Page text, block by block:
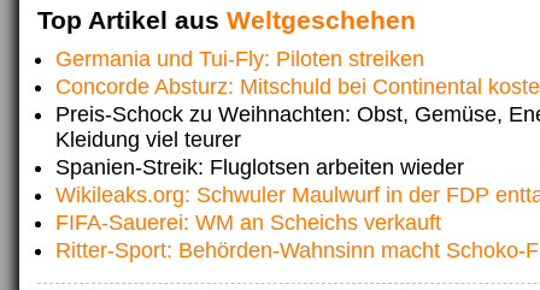
Top Artikel aus Weltgeschehen
Germania und Tui-Fly: Piloten streiken
Concorde Absturz: Mitschuld bei Continental
Preis-Schock zu Weihnachten: Obst, Gemüse,
Kleidung viel teurer
Spanien-Streik: Fluglotsen arbeiten wieder
Wikileaks.org: Schwuler Maulwurf in der FDP
FIFA-Sauerei: WM an Scheichs verkauft
Ritter-Sport: Behörden-Wahnsinn macht Schoko-